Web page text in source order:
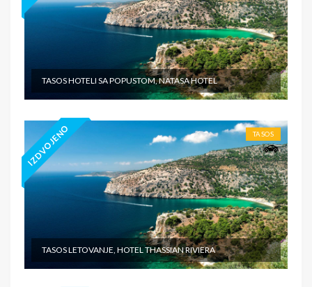
TASOS HOTELI SA POPUSTOM, NATASA HOTEL
IZDVOJENO TASOS
TASOS LETOVANJE, HOTEL THASSIAN RIVIERA